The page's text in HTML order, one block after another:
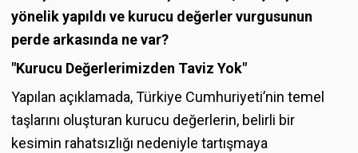
yönelik yapıldı ve kurucu değerler vurgusunun
perde arkasında ne var?
"Kurucu Değerlerimizden Taviz Yok"
Yapılan açıklamada, Türkiye Cumhuriyeti’nin temel
taşlarını oluşturan kurucu değerlerin, belirli bir
kesimin rahatsızlığı nedeniyle tartışmaya